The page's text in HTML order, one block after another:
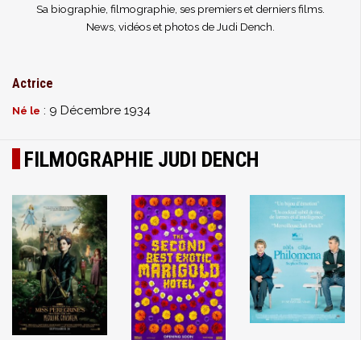
Sa biographie, filmographie, ses premiers et derniers films.
News, vidéos et photos de Judi Dench.
Actrice
Né le : 9 Décembre 1934
FILMOGRAPHIE JUDI DENCH